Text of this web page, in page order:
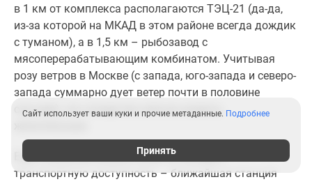
в 1 км от комплекса располагаются ТЭЦ-21 (да-да,
из-за которой на МКАД в этом районе всегда дождик
с туманом), а в 1,5 км – рыбозавод с
мясоперерабатывающим комбинатом. Учитывая
розу ветров в Москве (с запада, юго-запада и северо-
запада суммарно дует ветер почти в половине
случаев), это соседство нельзя назвать
Еще к минусам можно отнести текущую
транспортную доступность – ближайшая станция
Сайт использует ваши куки и прочие метаданные. Подробнее
Принять